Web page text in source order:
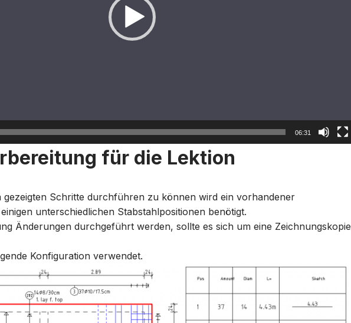
06:31
für die Lektion
gezeigten Schritte durchführen zu können wird ein vorhandener
unterschiedlichen Stabstahlpositionen benötigt.
Änderungen durchgeführt werden, sollte es sich um eine Zeichnungskopie
Konfiguration verwendet.